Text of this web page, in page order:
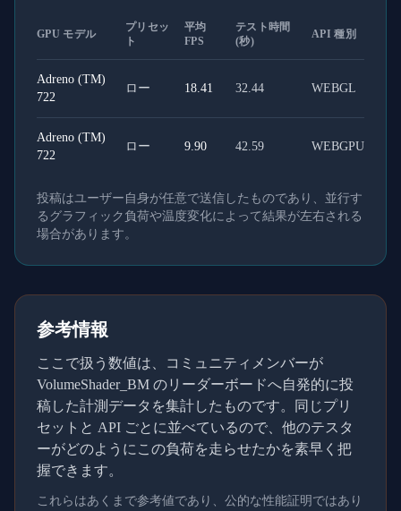
GPU モデル
プリセッ
ト
平均
FPS
テスト時間
(秒)
API 種別
Adreno (TM)
722
ロー 18.41 32.44 WEBGL
Adreno (TM)
722
ロー 9.90 42.59 WEBGPU
投稿はユーザー自身が任意で送信したものであり、並行す
るグラフィック負荷や温度変化によって結果が左右される
場合があります。
参考情報
ここで扱う数値は、コミュニティメンバーが
VolumeShader_BM のリーダーボードへ自発的に投
稿した計測データを集計したものです。同じプリ
セットと API ごとに並べているので、他のテスタ
ーがどのようにこの負荷を走らせたかを素早く把
握できます。
これらはあくまで参考値であり、公的な性能証明ではあり